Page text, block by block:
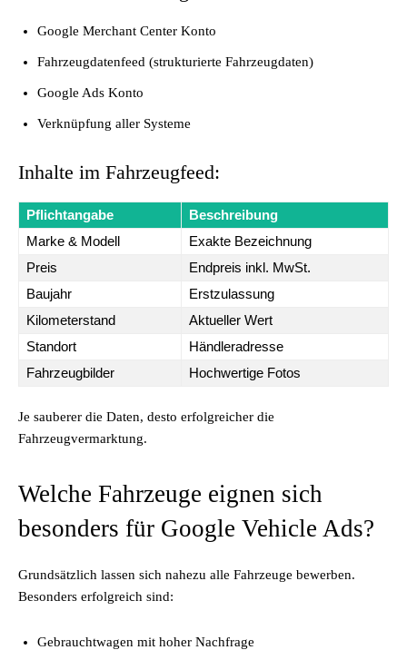
Google Merchant Center Konto
Fahrzeugdatenfeed (strukturierte Fahrzeugdaten)
Google Ads Konto
Verknüpfung aller Systeme
Inhalte im Fahrzeugfeed:
Pflichtangabe
Beschreibung
Marke & Modell
Exakte Bezeichnung
Preis
Endpreis inkl. MwSt.
Baujahr
Erstzulassung
Kilometerstand
Aktueller Wert
Standort
Händleradresse
Fahrzeugbilder
Hochwertige Fotos
Je sauberer die Daten, desto erfolgreicher die
Fahrzeugvermarktung.
Welche Fahrzeuge eignen sich
besonders für Google Vehicle Ads?
Grundsätzlich lassen sich nahezu alle Fahrzeuge bewerben.
Besonders erfolgreich sind:
Gebrauchtwagen mit hoher Nachfrage